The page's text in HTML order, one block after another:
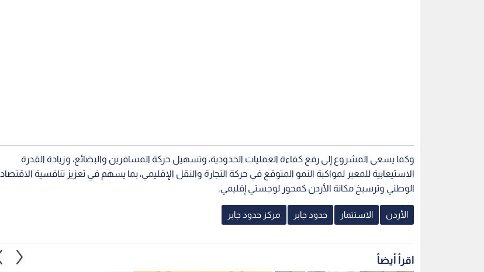
وكما يسعى المشروع إلى رفع كفاءة العمليات الحدودية، وتسهيل حركة المسافرين والبضائع، وزيادة القدرة
الاستيعابية للمعبر لمواكبة النمو المتوقع في حركة التجارة والنقل الإقليمي، بما يسهم في تعزيز تنافسية الاقتصاد
الوطني وترسيخ مكانة الأردن كمحور لوجستي إقليمي.
الأردن الاستثمار حدود جابر مركز حدود جابر
اقرأ أيضاً